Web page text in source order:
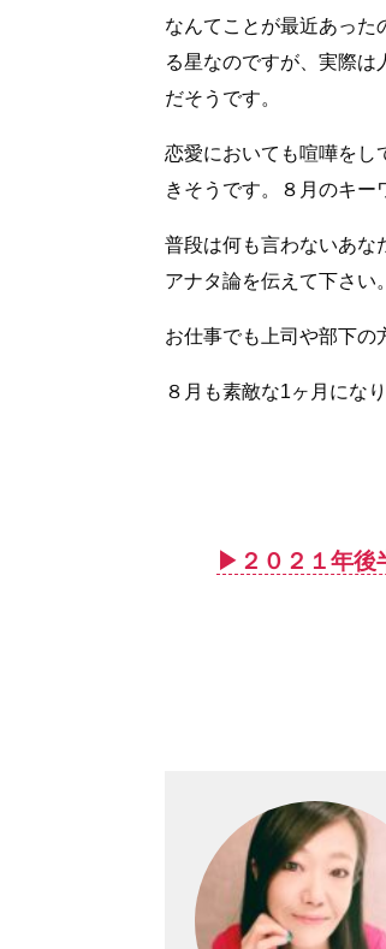
なんてことが最近あっ
る星なのですが、実際
だそうです。
恋愛においても喧嘩をし
きそうです。８月のキー
普段は何も言わないあな
アナタ論を伝えて下さい。
お仕事でも上司や部下の
８月も素敵な1ヶ月にな
▶︎２０２１年後